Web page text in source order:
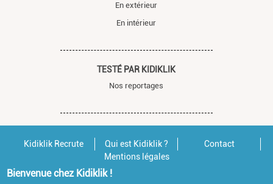
En extérieur
En intérieur
TESTÉ PAR KIDIKLIK
Nos reportages
Kidiklik Recrute Qui est Kidiklik ?
Contact
Mentions légales
Bienvenue chez Kidiklik !